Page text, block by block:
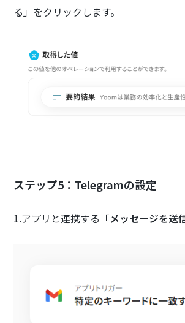
る」をクリックします。
ステップ5：Telegramの設定
1.アプリと連携する「メッセージを送